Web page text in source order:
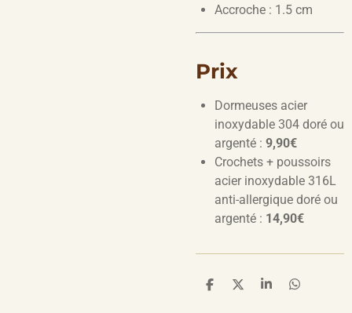
Accroche : 1.5 cm
Prix
Dormeuses acier
inoxydable 304 doré ou
argenté : 9,90€
Crochets + poussoirs
acier inoxydable 316L
anti-allergique doré ou
argenté : 14,90€
P
P
P
P